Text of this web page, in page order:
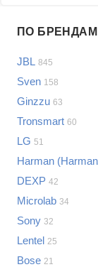
LG
Sony
Bosch
Asus
Lenovo
Indesit
JBL
Показать еще
Проблемы по
Сотовые
ПО БРЕНДАМ
JBL 845
Sven 158
Ginzzu 63
Tronsmart 60
LG 51
Harman
DEXP 42
Microlab 34
Sony 32
Lentel 25
Bose 21